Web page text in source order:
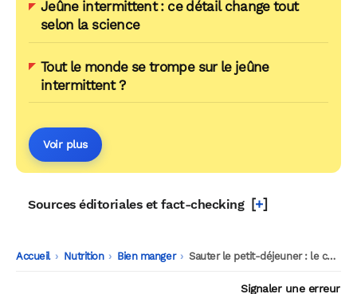
Jeûne intermittent : ce détail change tout
selon la science
Tout le monde se trompe sur le jeûne
intermittent ?
Voir plus
Sources éditoriales et fact-checking [+]
Accueil -
Nutrition -
Bien manger -
Sauter le petit-déjeuner : le cerveau garde toute sa vivacité
Signaler une erreur